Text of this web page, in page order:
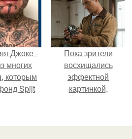
Джоке -
многих
которым
Spijt
Пока зрители
восхищались
эффектной
картинкой,
построили одну из